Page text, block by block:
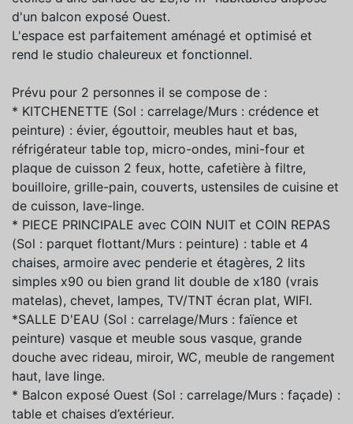
d'un balcon exposé Ouest.
L'espace est parfaitement aménagé et optimisé et
rend le studio chaleureux et fonctionnel.
Prévu pour 2 personnes il se compose de :
* KITCHENETTE (Sol : carrelage/Murs : crédence et
peinture) : évier, égouttoir, meubles haut et bas,
réfrigérateur table top, micro-ondes, mini-four et
plaque de cuisson 2 feux, hotte, cafetière à filtre,
bouilloire, grille-pain, couverts, ustensiles de cuisine et
de cuisson, lave-linge.
* PIECE PRINCIPALE avec COIN NUIT et COIN REPAS
(Sol : parquet flottant/Murs : peinture) : table et 4
chaises, armoire avec penderie et étagères, 2 lits
simples x90 ou bien grand lit double de x180 (vrais
matelas), chevet, lampes, TV/TNT écran plat, WIFI.
*SALLE D'EAU (Sol : carrelage/Murs : faïence et
peinture) vasque et meuble sous vasque, grande
douche avec rideau, miroir, WC, meuble de rangement
haut, lave linge.
* Balcon exposé Ouest (Sol : carrelage/Murs : façade) :
table et chaises d’extérieur.